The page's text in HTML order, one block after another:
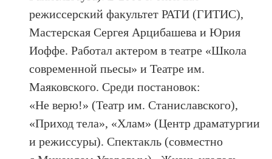
режиссерский факультет РАТИ (ГИТИС),
Мастерская Сергея Арцибашева и Юрия
Иоффе. Работал актером в театре «Школа
современной пьесы» и Театре им.
Маяковского. Среди постановок:
«Не верю!» (Театр им. Станиславского),
«Приход тела», «Хлам» (Центр драматургии
и режиссуры). Спектакль (совместно